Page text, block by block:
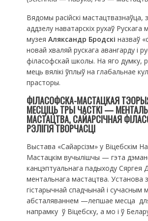
Вядомы расійскі мастацтвазнаўца,
аддзелу наватарскіх рухаў Рускага
музея Аляксандр Бродскі назваў
новай хваляй рускага авангарду і
філасофскай школы. На яго думку,
мець вялікі ўплыў на глабальнае
прасторы.
ФІЛАСОФСКА-МАСТАЦКАЯ
МЕСЦІЦЬ ТРЫ ЧАСТКІ —
МАСТАЦТВА, САЙАРСІЧНАЯ
РЭЛІГІЯ ТВОРЧАСЦІ
Выстава «Сайарсізм» у Віцебскім
Мастацкім вучылішчы — гэта
канцэптуальнага падыходу Сяргея
ментальнага мастацтва. Установа
гістарычнай спадчынай і сучасным
абсталяваннем —лепшае месца
напрамку ў Віцебску, а мо і ў